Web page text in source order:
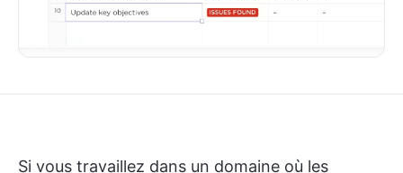
Si vous travaillez dans un domaine où les